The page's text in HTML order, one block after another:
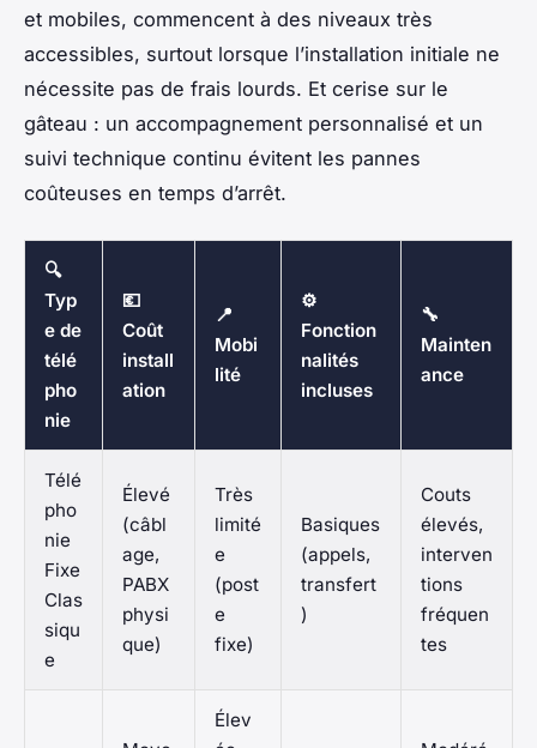
et mobiles, commencent à des niveaux très
accessibles, surtout lorsque l’installation initiale ne
nécessite pas de frais lourds. Et cerise sur le
gâteau : un accompagnement personnalisé et un
suivi technique continu évitent les pannes
coûteuses en temps d’arrêt.
🔍
Typ
e de
télé
pho
nie
💶
Coût
install
ation
📍
Mobi
lité
⚙️
Fonction
nalités
incluses
🔧
Mainten
ance
Télé
pho
nie
Fixe
Clas
siqu
e
Élevé
(câbl
age,
PABX
physi
que)
Très
limité
e
(post
e
fixe)
Basiques
(appels,
transfert
)
Couts
élevés,
interven
tions
fréquen
tes
Élev